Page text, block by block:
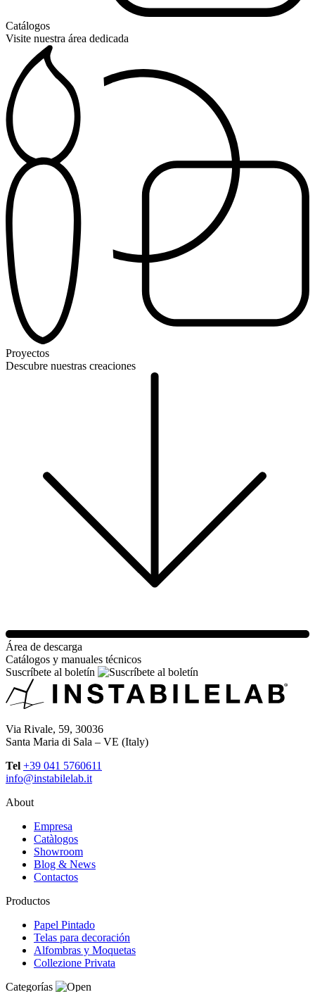
Catálogos
Visite nuestra área dedicada
Proyectos
Descubre nuestras creaciones
Área de descarga
Catálogos y manuales técnicos
Suscríbete al boletín
Via Rivale, 59, 30036
Santa Maria di Sala – VE (Italy)
Tel +39 041 5760611
info@instabilelab.it
About
Empresa
Catàlogos
Showroom
Blog & News
Contactos
Productos
Papel Pintado
Telas para decoración
Alfombras y Moquetas
Collezione Privata
Categorías